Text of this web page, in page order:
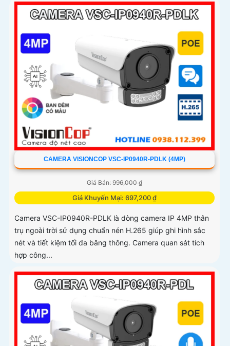
CAMERA VISIONCOP VSC-IP0940R-PDLK (4MP)
Giá Bán: 996,000 ₫
Giá Khuyến Mại: 697,200 ₫
Camera VSC-IP0940R-PDLK là dòng camera IP 4MP thân
trụ ngoài trời sử dụng chuẩn nén H.265 giúp ghi hình sắc
nét và tiết kiệm tối đa băng thông. Camera quan sát tích
hợp công...